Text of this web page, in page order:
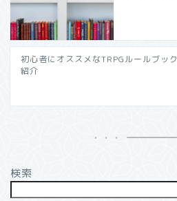
初心者にオススメなTRPGルールブック
紹介
検索